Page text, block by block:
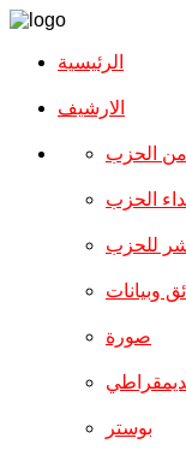
الرئيسية
الارشیف
من الحزب
الحزب
للحزب
وبيانات
صورة
بوستر